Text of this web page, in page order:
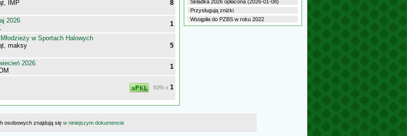
IMP
8
2026
1
w Sportach Halowych
maksy
5
2026
1
50% x 1
Składka 2026 opłacona (2026-01-08)
Przysługują zniżki
Wstąpiła do PZBS w roku 2022
osobowych znajdują się w niniejszym dokumencie